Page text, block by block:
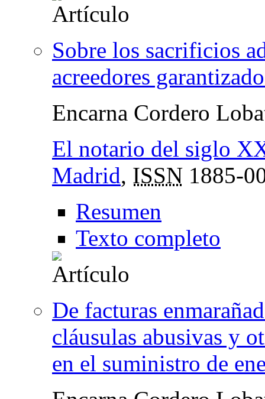
Sobre los sacrificios
acreedores
Encarna Cordero
El notario del siglo
Madrid, ISSN 1885-
Resumen
Texto completo
De facturas
cláusulas abusivas y
en el suministro de